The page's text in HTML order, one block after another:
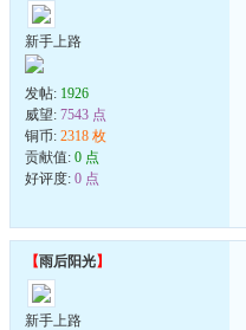
新手上路
发帖: 1926
威望: 7543 点
铜币: 2318 枚
贡献值: 0 点
好评度: 0 点
【雨后阳光】
新手上路